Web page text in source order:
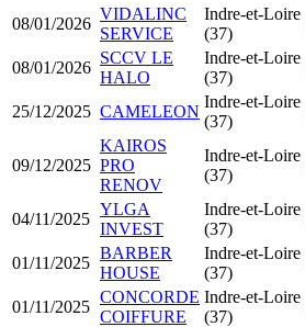
08/01/2026
VIDALINC
SERVICE
Indre-et-Loire
(37)
08/01/2026
SCCV LE
HALO
Indre-et-Loire
(37)
25/12/2025 CAMELEON
Indre-et-Loire
(37)
09/12/2025
KAIROS
PRO
RENOV
Indre-et-Loire
(37)
04/11/2025
YLGA
INVEST
Indre-et-Loire
(37)
01/11/2025
BARBER
HOUSE
Indre-et-Loire
(37)
01/11/2025
CONCORDE
COIFFURE
Indre-et-Loire
(37)